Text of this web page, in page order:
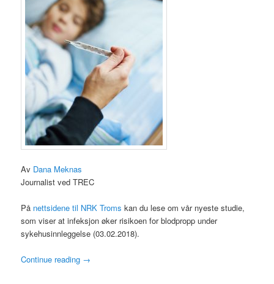
Av Dana Meknas
Journalist ved TREC
På nettsidene til NRK Troms kan du lese om vår nyeste studie,
som viser at infeksjon øker risikoen for blodpropp under
sykehusinnleggelse (03.02.2018).
Continue reading →